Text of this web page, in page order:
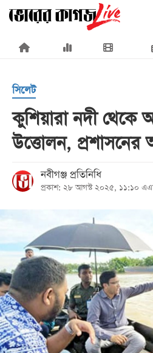
×
প্রচ্ছদ
জাতীয়
রাজনীতি
আন্তর্জাতিক
সারাদেশ
খেলা
বিনোদন
লাইফ
স্টাইল
সিলেট
কুশিয়ারা নদী থেকে
উত্তোলন, প্রশাসনের
নবীগঞ্জ প্রতিনিধি
প্রকাশ: ২৮ আগস্ট ২০২৫, ১১:১০